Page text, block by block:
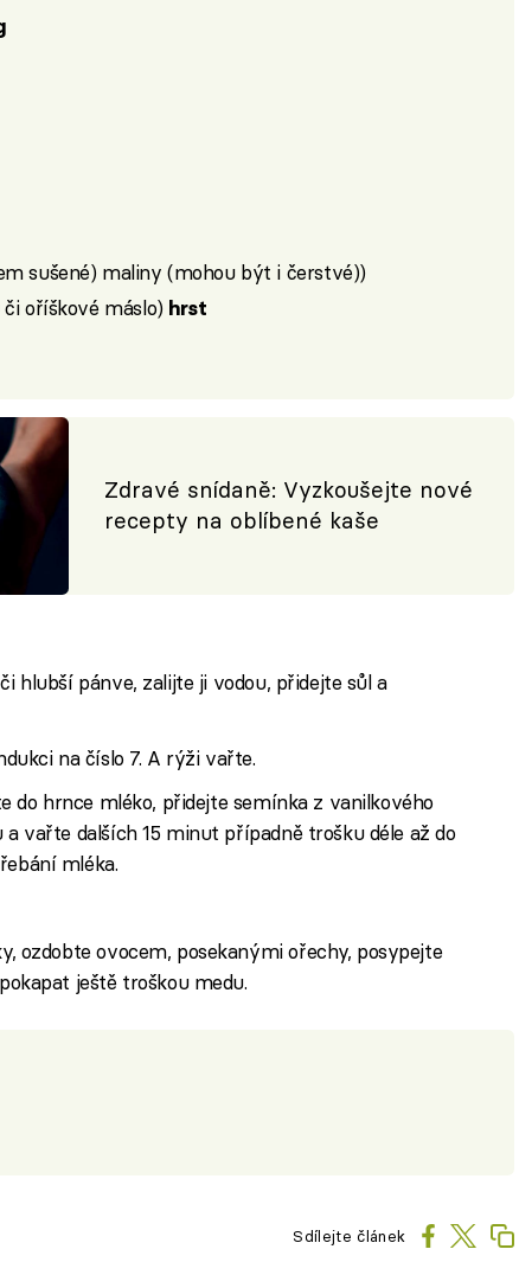
sušené) maliny (mohou být i čerstvé))
oříškové máslo) hrst
Zdravé snídaně: Vyzkoušejte nové
recepty na oblíbené kaše
hlubší pánve, zalijte ji vodou, přidejte sůl a
na číslo 7. A rýži vařte.
do hrnce mléko, přidejte semínka z vanilkového
vařte dalších 15 minut případně trošku déle až do
mléka.
ozdobte ovocem, posekanými ořechy, posypejte
ještě troškou medu.
Sdílejte článek